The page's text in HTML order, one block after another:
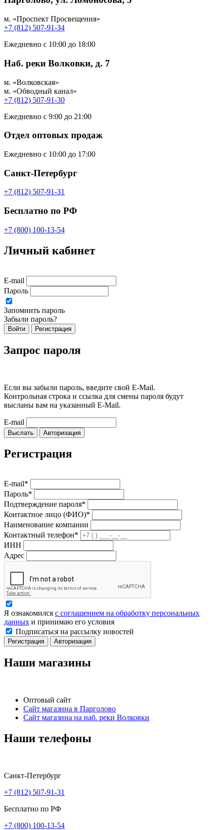
м. «Проспект Просвещения»
+7 (812) 507-91-34
Ежедневно с 10:00 до 18:00
Наб. реки Волковки, д. 7
м. «Волковская»
м. «Обводный канал»
+7 (812) 507-91-30
Ежедневно с 9:00 до 21:00
Отдел оптовых продаж
Ежедневно с 10:00 до 17:00
Санкт-Петербург
+7 (812) 507-91-31
Бесплатно по РФ
+7 (800) 100-13-54
Личный кабинет
E-mail
Пароль
Запомнить пароль
Забыли пароль?
Войти Регистрация
Запрос пароля
Если вы забыли пароль, введите свой E-Mail.
Контрольная строка и ссылка для смены пароля будут
высланы вам на указанный E-Mail.
E-mail
Выслать Авторизация
Регистрация
E-mail*
Пароль*
Подтверждение пароля*
Контактное лицо (ФИО)*
Наименование компании
Контактный телефон*
ИНН
Адрес
Я ознакомился с соглашением на обработку персональных
данных и принимаю его условия
Подписаться на рассылку новостей
Регистрация Авторизация
Наши магазины
Оптовый сайт
Сайт магазина в Парголово
Сайт магазина на наб. реки Волковки
Наши телефоны
Санкт-Петербург
+7 (812) 507-91-31
Бесплатно по РФ
+7 (800) 100-13-54